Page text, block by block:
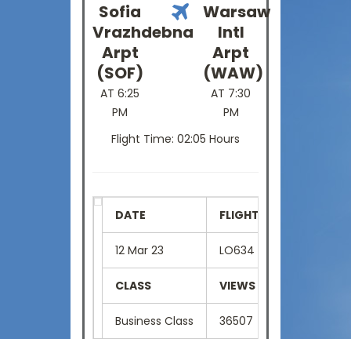
Sofia
Vrazhdebna
Arpt
(SOF)
AT 6:25
PM
Warsaw
Intl
Arpt
(WAW)
AT 7:30
PM
Flight Time: 02:05 Hours
DATE FLIGHT NUMBER
12 Mar 23 LO634
CLASS VIEWS
Business Class 36507